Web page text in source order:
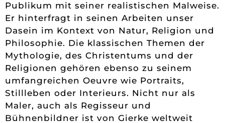
Publikum mit seiner realistischen Malweise.
Er hinterfragt in seinen Arbeiten unser
Dasein im Kontext von Natur, Religion und
Philosophie. Die klassischen Themen der
Mythologie, des Christentums und der
Religionen gehören ebenso zu seinem
umfangreichen Oeuvre wie Portraits,
Stillleben oder Interieurs. Nicht nur als
Maler, auch als Regisseur und
Bühnenbildner ist von Gierke weltweit